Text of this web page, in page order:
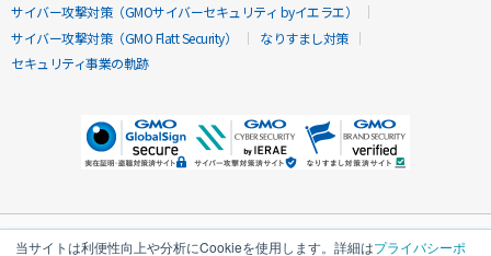
当サイトは利便性向上や分析にCookieを使用します。詳細はプライバシーポ
サイバー攻撃対策（GMOサイバーセキュリティ byイエラエ）
サイバー攻撃対策（GMO Flatt Security）
なりすまし対策
セキュリティ事業の軌跡